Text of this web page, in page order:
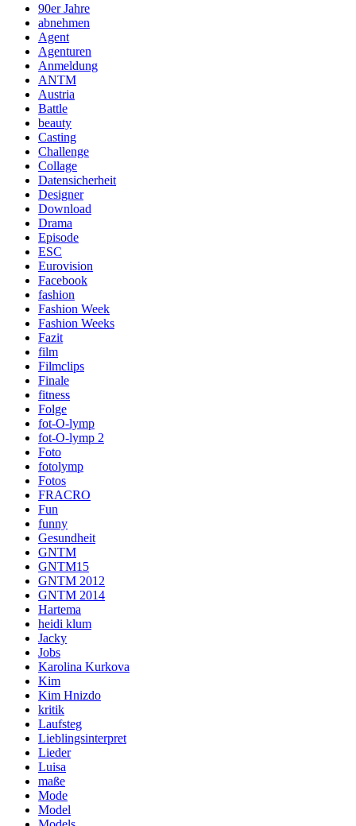
90er Jahre
abnehmen
Agent
Agenturen
Anmeldung
ANTM
Austria
Battle
beauty
Casting
Challenge
Collage
Datensicherheit
Designer
Download
Drama
Episode
ESC
Eurovision
Facebook
fashion
Fashion Week
Fashion Weeks
Fazit
film
Filmclips
Finale
fitness
Folge
fot-O-lymp
fot-O-lymp 2
Foto
fotolymp
Fotos
FRACRO
Fun
funny
Gesundheit
GNTM
GNTM15
GNTM 2012
GNTM 2014
Hartema
heidi klum
Jacky
Jobs
Karolina Kurkova
Kim
Kim Hnizdo
kritik
Laufsteg
Lieblingsinterpret
Lieder
Luisa
maße
Mode
Model